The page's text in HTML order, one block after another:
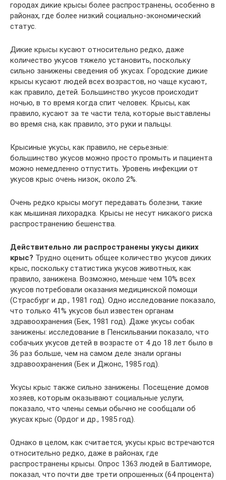
городах дикие крысы более распространены, особенно в
районах, где более низкий социально-экономический
статус.
Дикие крысы кусают относительно редко, даже
количество укусов тяжело установить, поскольку
сильно занижены сведения об укусах. Городские дикие
крысы кусают людей всех возрастов, но чаще кусают,
как правило, детей. Большинство укусов происходит
ночью, в то время когда спит человек. Крысы, как
правило, кусают за те части тела, которые выставлены
во время сна, как правило, это руки и пальцы.
Крысиные укусы, как правило, не серьезные:
большинство укусов можно просто промыть и пациента
можно немедленно отпустить. Уровень инфекции от
укусов крыс очень низок, около 2%.
Очень редко крысы могут передавать болезни, такие
как мышиная лихорадка. Крысы не несут никакого риска
распространению бешенства.
Действительно ли распространены укусы диких
крыс? Трудно оценить общее количество укусов диких
крыс, поскольку статистика укусов животных, как
правило, занижена. Возможно, меньше чем 10% всех
укусов потребовали оказания медицинской помощи
(Страсбург и др., 1981 год). Одно исследование показало,
что только 41% укусов был известен органам
здравоохранения (Бек, 1981 год). Даже укусы собак
занижены: исследование в Пенсильвании показало, что
собачьих укусов детей в возрасте от 4 до 18 лет было в
36 раз больше, чем на самом деле знали органы
здравоохранения (Бек и Джонс, 1985 год).
Укусы крыс также сильно занижены. Посещение домов
хозяев, которым оказывают социальные услуги,
показало, что члены семьи обычно не сообщали об
укусах крыс (Ордог и др., 1985 год).
Однако в целом, как считается, укусы крыс встречаются
относительно редко, даже в районах, где
распространены крысы. Опрос 1363 людей в Балтиморе,
показал, что почти две трети опрошенных (64 процента)